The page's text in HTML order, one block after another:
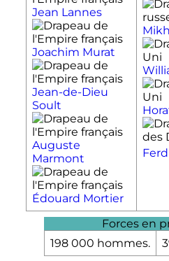
Jean Lannes
Joachim Murat
Jean-de-Dieu
Soult
Auguste
Marmont
Édouard Mortier
Forces en
198 000 hommes.